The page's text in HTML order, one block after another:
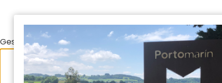
Gestionar el consentimiento de las cookies